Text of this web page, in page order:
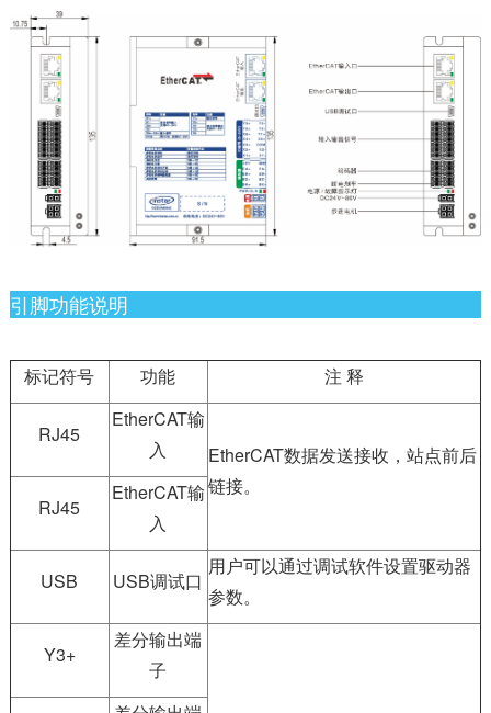
引脚功能说明
标记符号 功能 注 释
RJ45
EtherCAT输
入
EtherCAT数据发送接收，站点前后
链接。
RJ45
EtherCAT输
入
USB USB调试口
用户可以通过调试软件设置驱动器
参数。
Y3+
差分输出端
子